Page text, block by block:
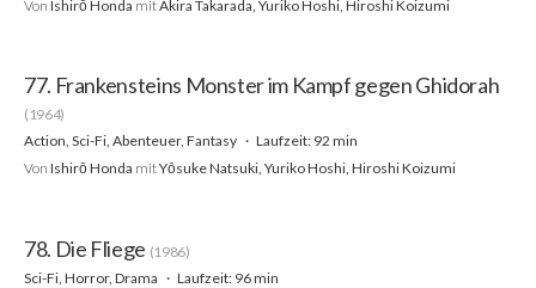
Von Ishirō Honda mitAkira Takarada, Yuriko Hoshi, Hiroshi Koizumi
77. Frankensteins Monster im Kampf gegen Ghidorah
(1964)
Action, Sci-Fi, Abenteuer, Fantasy
Laufzeit: 92 min
Von Ishirō Honda mitYōsuke Natsuki, Yuriko Hoshi, Hiroshi Koizumi
78. Die Fliege (1986)
Sci-Fi, Horror, Drama
Laufzeit: 96 min